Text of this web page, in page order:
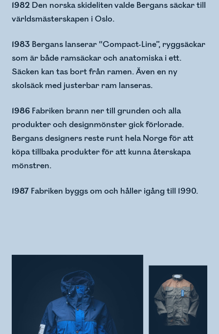
1982 Den norska skideliten valde Bergans säckar till
världsmästerskapen i Oslo.
1983 Bergans lanserar “Compact-Line”, ryggsäckar
som är både ramsäckar och anatomiska i ett.
Säcken kan tas bort från ramen. Även en ny
skolsäck med justerbar ram lanseras.
1986 Fabriken brann ner till grunden och alla
produkter och designmönster gick förlorade.
Bergans designers reste runt hela Norge för att
köpa tillbaka produkter för att kunna återskapa
mönstren.
1987 Fabriken byggs om och håller igång till 1990.